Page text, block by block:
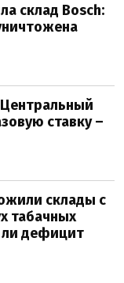
склад Bosch:
ставку –
склады с
табачных
ли дефицит